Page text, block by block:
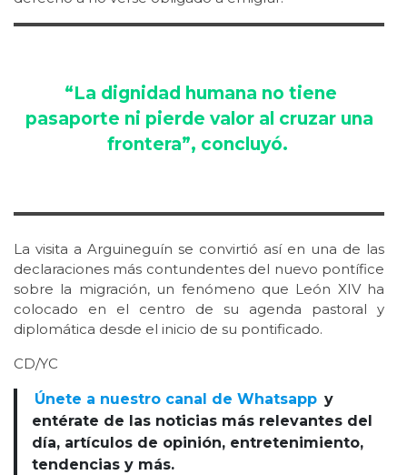
“La dignidad humana no tiene
pasaporte ni pierde valor al cruzar una
frontera”, concluyó.
La visita a Arguineguín se convirtió así en una de las
declaraciones más contundentes del nuevo pontífice
sobre la migración, un fenómeno que León XIV ha
colocado en el centro de su agenda pastoral y
diplomática desde el inicio de su pontificado.
CD/YC
Únete a nuestro canal de Whatsapp y
entérate de las noticias más relevantes del
día, artículos de opinión, entretenimiento,
tendencias y más.